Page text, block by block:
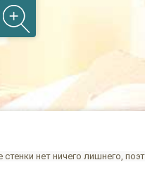
нет ничего лишнего,